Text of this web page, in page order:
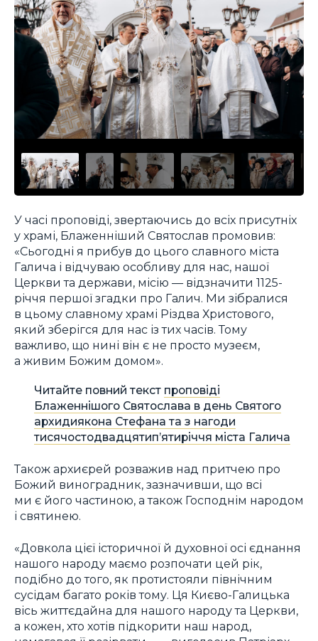
У часі проповіді, звертаючись до всіх присутніх
у храмі, Блаженніший Святослав промовив:
«Сьогодні я прибув до цього славного міста
Галича і відчуваю особливу для нас, нашої
Церкви та держави, місію — відзначити 1125-
річчя першої згадки про Галич. Ми зібралися
в цьому славному храмі Різдва Христового,
який зберігся для нас із тих часів. Тому
важливо, що нині він є не просто музеєм,
а живим Божим домом».
Читайте повний текст проповіді
Блаженнішого Святослава в день Святого
архидиякона Стефана та з нагоди
тисячостодвадцятип’ятиріччя міста Галича
Також архиєрей розважив над притчею про
Божий виноградник, зазначивши, що всі
ми є його частиною, а також Господнім народом
і святинею.
«Довкола цієї історичної й духовної осі єднання
нашого народу маємо розпочати цей рік,
подібно до того, як протистояли північним
сусідам багато років тому. Ця Києво-Галицька
вісь життєдайна для нашого народу та Церкви,
а кожен, хто хотів підкорити наш народ,